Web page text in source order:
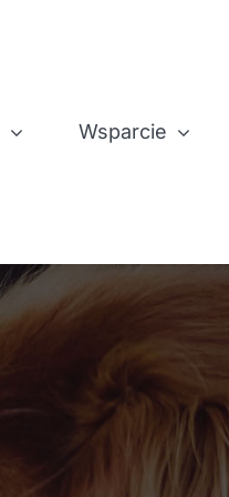
Wsparcie